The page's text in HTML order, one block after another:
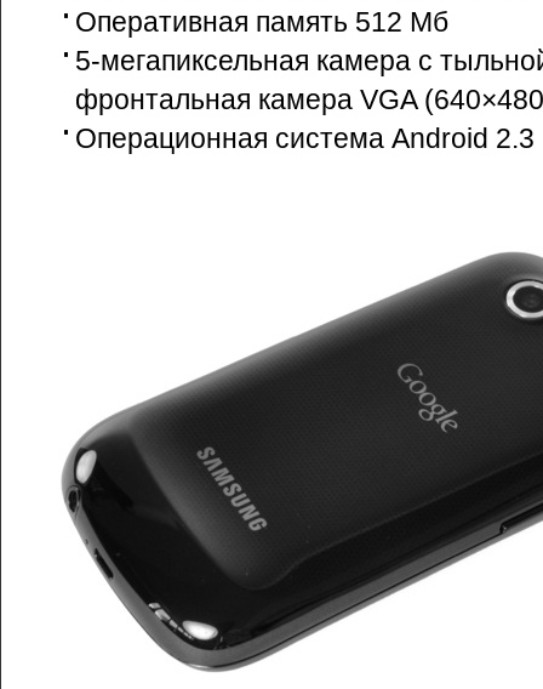
Оперативная память 512 Мб
5-мегапиксельная камера с
фронтальная камера VGA
Операционная система Android